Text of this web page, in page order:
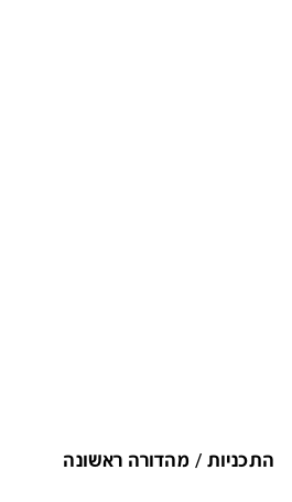
התכניות מהדורה ראשונה